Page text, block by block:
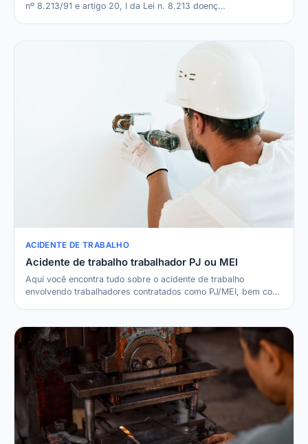
nº 8.213/91 e artigo 20, I da Lei n. 8.213 doenç…
ACIDENTE DE TRABALHO
Acidente de trabalho trabalhador PJ ou MEI
Aqui você encontra tudo sobre o acidente de trabalho
envolvendo trabalhadores contratados como PJ/MEI, bem co…